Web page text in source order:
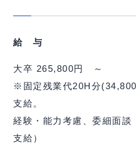
給 与
大卒 265,800円 ～
※固定残業代20H分
支給。
経験・能力考慮、委細面
支給）